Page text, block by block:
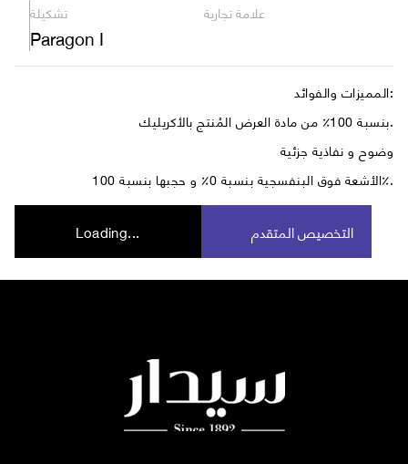
تشكيلة
Paragon I
علامة تجارية
المميزات والفوائد:
بنسبة 100٪ من مادة العرض المُنتج بالأكريليك.
وضوح و نفاذية جزئية
الأشعة فوق البنفسجية بنسبة 0٪ و حجبها بنسبة 100٪.
Loading... التخصيص المتقدم